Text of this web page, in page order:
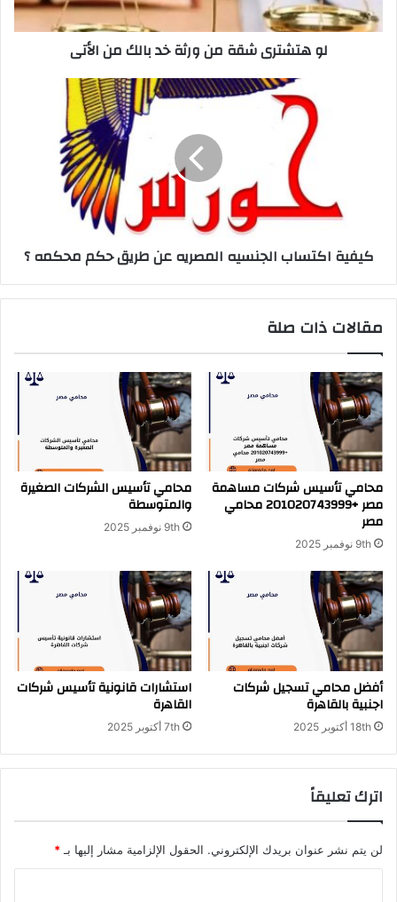
من
الأتى
لو هتشترى شقة من ورثة خد بالك من الأتى
كيفية اكتساب الجنسيه المصريه عن طريق حكم محكمه ؟
مقالات ذات صلة
محامي تأسيس شركات مساهمة
مصر +201020743999 محامي
مصر
9th نوفمبر 2025
محامي تأسيس الشركات الصغيرة
والمتوسطة
9th نوفمبر 2025
أفضل محامي تسجيل شركات
اجنبية بالقاهرة
18th أكتوبر 2025
استشارات قانونية تأسيس شركات
القاهرة
7th أكتوبر 2025
اترك تعليقاً
لن يتم نشر عنوان بريدك الإلكتروني. الحقول الإلزامية مشار إليها بـ*